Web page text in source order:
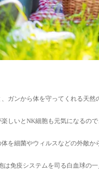
、ガンから体を守ってくれる天
楽しいとNK細胞も元気になるの
体を細菌やウィルスなどの外敵か
は免疫システムを司る白血球の一